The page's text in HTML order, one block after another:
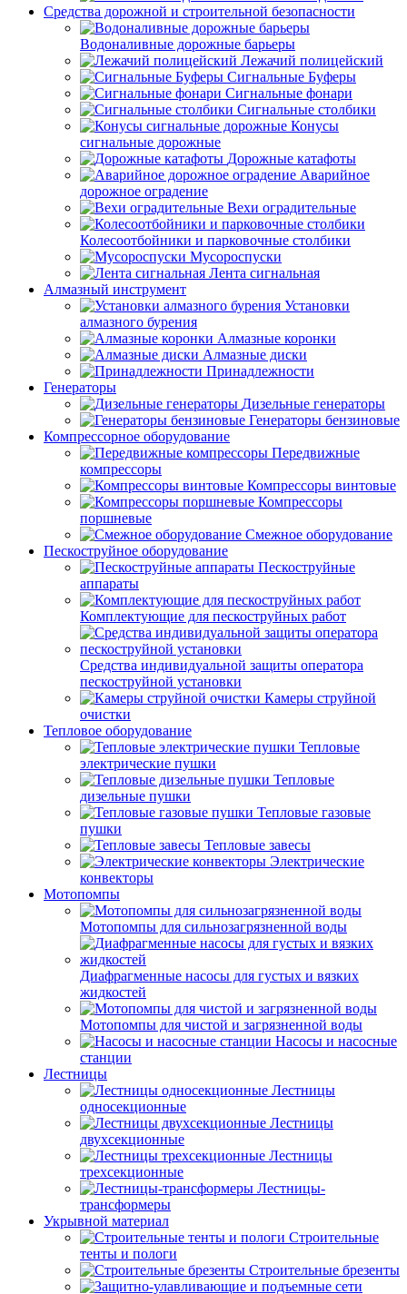
Средства дорожной и строительной безопасности
Водоналивные дорожные барьеры
Лежачий полицейский
Сигнальные Буферы
Сигнальные фонари
Сигнальные столбики
Конусы
сигнальные дорожные
Дорожные катафоты
Аварийное
дорожное оградение
Вехи оградительные
Колесоотбойники и парковочные столбики
Мусороспуски
Лента сигнальная
Алмазный инструмент
Установки
алмазного бурения
Алмазные коронки
Алмазные диски
Принадлежности
Генераторы
Дизельные генераторы
Генераторы бензиновые
Компрессорное оборудование
Передвижные
компрессоры
Компрессоры винтовые
Компрессоры
поршневые
Смежное оборудование
Пескоструйное оборудование
Пескоструйные
аппараты
Комплектующие для пескоструйных работ
Средства индивидуальной защиты оператора
пескоструйной установки
Камеры струйной
очистки
Тепловое оборудование
Тепловые
электрические пушки
Тепловые
дизельные пушки
Тепловые газовые
пушки
Тепловые завесы
Электрические
конвекторы
Мотопомпы
Мотопомпы для сильнозагрязненной воды
Диафрагменные насосы для густых и вязких
жидкостей
Мотопомпы для чистой и загрязненной воды
Насосы и насосные
станции
Лестницы
Лестницы
односекционные
Лестницы
двухсекционные
Лестницы
трехсекционные
Лестницы-
трансформеры
Укрывной материал
Строительные
тенты и пологи
Строительные брезенты